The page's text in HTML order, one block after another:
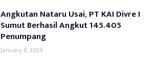
Angkutan Nataru Usai, PT KAI Divre I
Sumut Berhasil Angkut 145.405
Penumpang
January 8, 2024